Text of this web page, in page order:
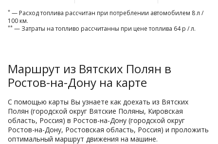
* — Расход топлива рассчитан при потреблении автомобилем 8 л /
100 км.
** — Затраты на топливо рассчитанны при цене топлива 64 р / л.
Маршрут из Вятских Полян в
Ростов-на-Дону на карте
С помощью карты Вы узнаете как доехать из Вятских
Полян (городской округ Вятские Поляны, Кировская
область, Россия) в Ростов-на-Дону (городской округ
Ростов-на-Дону, Ростовская область, Россия) и проложить
оптимальный маршрут движения на машине.